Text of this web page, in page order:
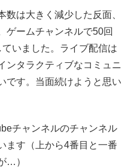
は大きく減少した反面、
ゲームチャンネルで50回
いました。ライブ配信は
ンタラクティブなコミュニ
です。当面続けようと思い
チャンネルのチャンネル
ます（上から4番目と一番
…）